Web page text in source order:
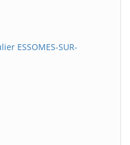
ESSOMES-SUR-